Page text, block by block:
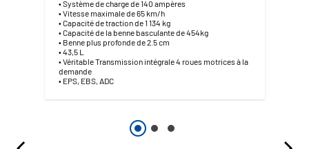
• Système de charge de 140 ampères
• Vitesse maximale de 65 km/h
• Capacité de traction de 1 134 kg
• Capacité de la benne basculante de 454kg
• Benne plus profonde de 2.5 cm
• 43,5 L
• Véritable Transmission intégrale 4 roues motrices à la
demande
• EPS, EBS, ADC